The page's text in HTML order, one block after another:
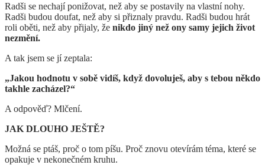
Radši se nechají ponižovat, než aby se postavily na vlastní nohy.
Radši budou doufat, než aby si přiznaly pravdu. Radši budou hrát
roli oběti, než aby přijaly, že nikdo jiný než ony samy jejich život
nezmění.
A tak jsem se jí zeptala:
„Jakou hodnotu v sobě vidíš, když dovoluješ, aby s tebou někdo
takhle zacházel?“
A odpověď? Mlčení.
JAK DLOUHO JEŠTĚ?
Možná se ptáš, proč o tom píšu. Proč znovu otevírám téma, které se
opakuje v nekonečném kruhu.